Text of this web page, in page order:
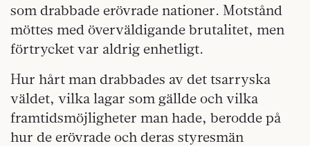
som drabbade erövrade nationer. Motstånd
möttes med överväldigande brutalitet, men
förtrycket var aldrig enhetligt.
Hur hårt man drabbades av det tsarryska
väldet, vilka lagar som gällde och vilka
framtidsmöjligheter man hade, berodde på
hur de erövrade och deras styresmän